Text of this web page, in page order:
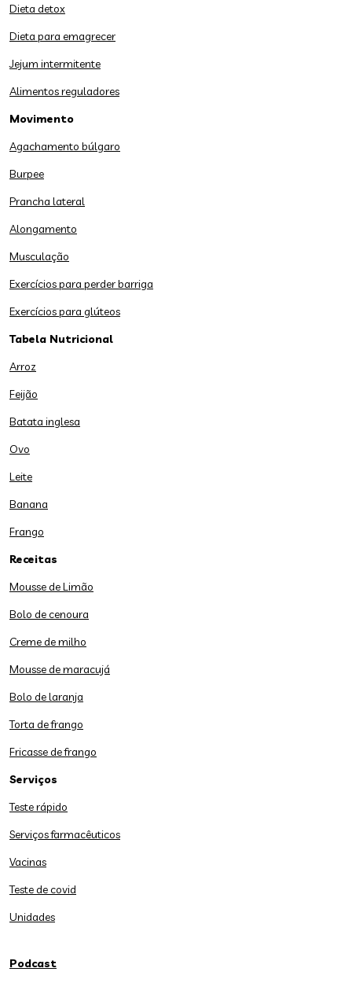
Dieta detox
Dieta para emagrecer
Jejum intermitente
Alimentos reguladores
Movimento
Agachamento búlgaro
Burpee
Prancha lateral
Alongamento
Musculação
Exercícios para perder barriga
Exercícios para glúteos
Tabela Nutricional
Arroz
Feijão
Batata inglesa
Ovo
Leite
Banana
Frango
Receitas
Mousse de Limão
Bolo de cenoura
Creme de milho
Mousse de maracujá
Bolo de laranja
Torta de frango
Fricasse de frango
Serviços
Teste rápido
Serviços farmacêuticos
Vacinas
Teste de covid
Unidades
Podcast